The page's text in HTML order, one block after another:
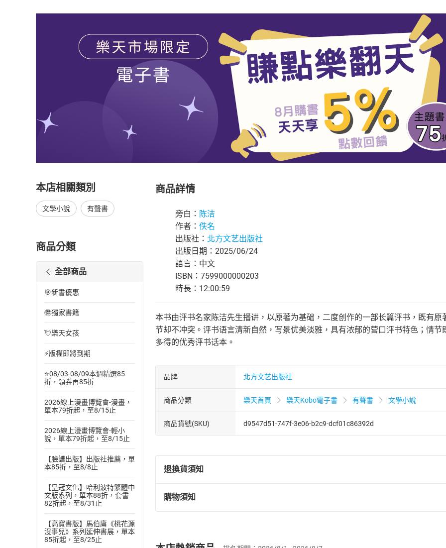
本店相關類別
文學小說 有聲書
商品分類
全部商品
🎯新書優惠
🉐獨家書籍
💘樂天女孩
⚡版權即將到期
⭐08/03-08/09本週精選85
折，領券再85折
2026線上漫畫博覽會-漫畫，
單本79折起，至8/15止
2026線上漫畫博覽會-輕小
說，單本79折起，至8/15止
【臉譜出版】出版社推薦，單
本85折，至8/8止
【皇冠文化】哈利波特繁體中
文版系列，單本88折，套書
82折起，至8/31止
【高寶書版】馬伯庸《桃花源
沒事兒》系列延伸書展，單本
85折起，至8/25止
商品詳情
旁白： 陈洁
作者： 佚名
出版社： 北方文艺出版社
出版日期：2025/06/24
語言：中文
ISBN：7599000000203
時長：12:00:59
本书由评书名家陈洁先生播讲，以原著为基础，二度创作的一部长篇评书，既有
节却不冲突。评书语言清新自然，写景优美淡雅，具有浓郁的营口评书特色；情
多得的优秀评书话本。
品牌 北方文艺出版社
商品分類 樂天首頁 樂天Kobo電子書 有聲書 文學小說
商品貨號(SKU) d9547d51-747f-3e06-b2c9-dcf01c86392d
退換貨須知
退換貨規定：
(一)依消費者保護法第19條第1項後段暨通訊交易解除權合理例外情事適用
購物須知